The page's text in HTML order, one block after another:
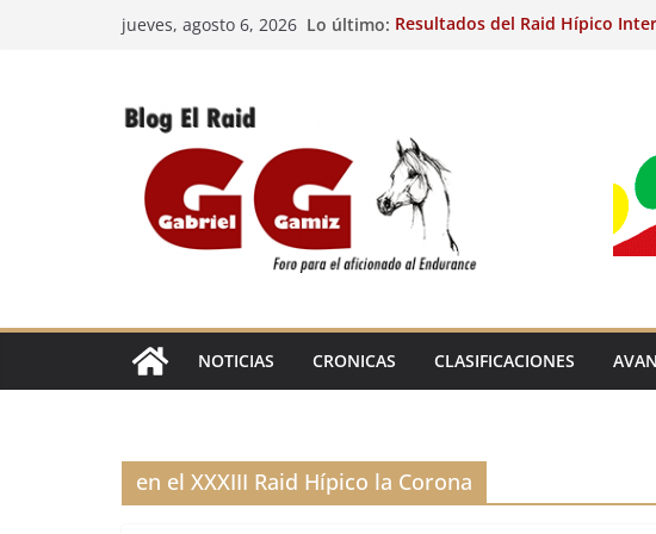
jueves, agosto 6, 2026 Lo último: Resultados del Raid Hípico
Raid Hípico Eladina Kung
Resultados del Raid Hípico
(FRA). 4/8/26.
EL
NOTICIAS CRONICAS CLASIFICACIONES
en el XXXIII Raid Hípico la Corona